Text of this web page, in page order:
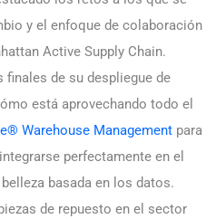
y el enfoque de colaboración
Active Supply Chain.
finales de su despliegue de
está aprovechando todo el
Warehouse Management para
perfectamente en el
basada en los datos.
de repuesto en el sector